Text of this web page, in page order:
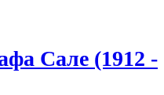
Сале (1912 -